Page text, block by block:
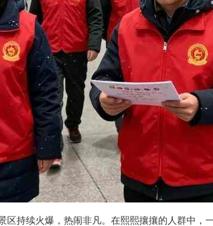
持续火爆，热闹非凡。在熙熙攘攘的人群中，